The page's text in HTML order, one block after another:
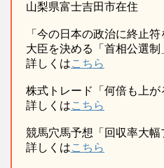
山梨県富士吉田市在住
「今の日本の政治に終止
大臣を決める「首相公選制
詳しくはこちら
株式トレード「何倍も上
詳しくはこちら
競馬穴馬予想「回収率大
詳しくはこちら